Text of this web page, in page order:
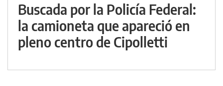
Buscada por la Policía Federal:
la camioneta que apareció en
pleno centro de Cipolletti